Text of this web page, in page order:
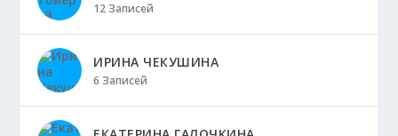
12 Записей
ИРИНА ЧЕКУШИНА
6 Записей